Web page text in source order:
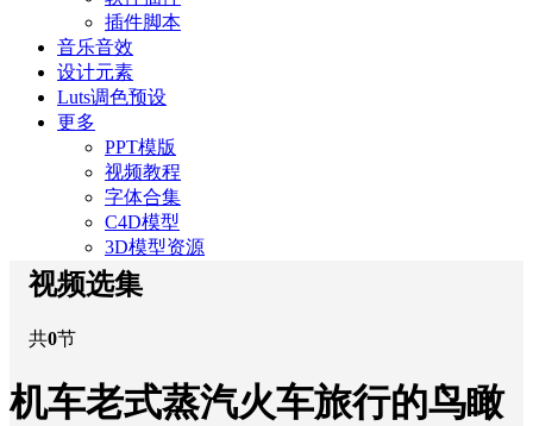
插件脚本
音乐音效
设计元素
Luts调色预设
更多
PPT模版
视频教程
字体合集
C4D模型
3D模型资源
视频选集
共0节
机车老式蒸汽火车旅行的鸟瞰